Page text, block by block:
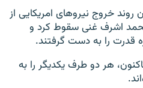
روند خروج نیروهای امریکایی از
اشرف غنی سقوط کرد و
هر دو طرف یکدیگر را به